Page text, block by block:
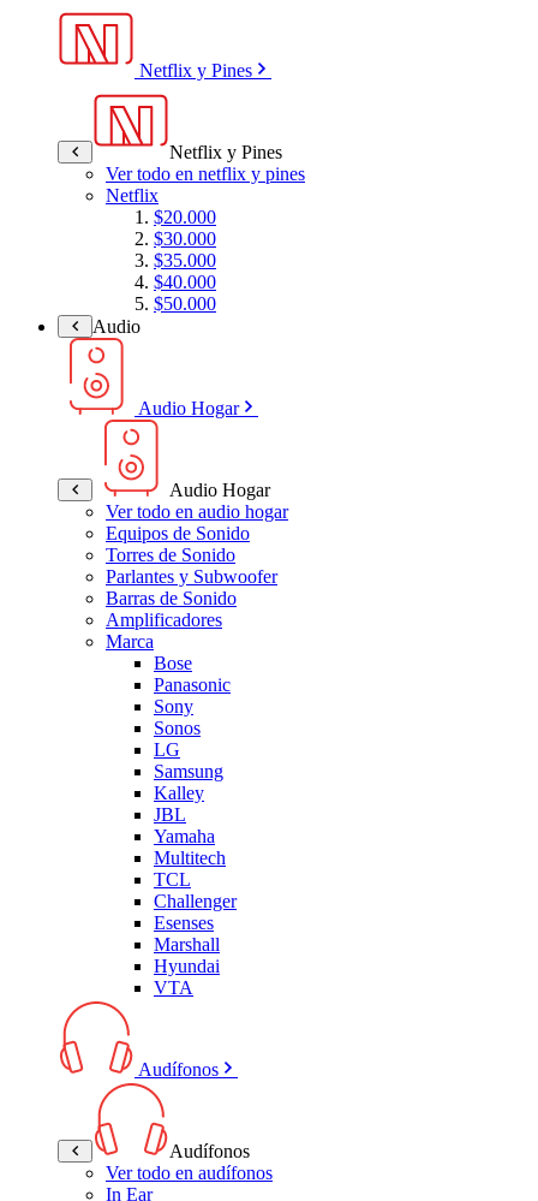
Netflix y Pines
Netflix y Pines
Ver todo en netflix y pines
Netflix
$20.000
$30.000
$35.000
$40.000
$50.000
Audio
Audio Hogar
Audio Hogar
Ver todo en audio hogar
Equipos de Sonido
Torres de Sonido
Parlantes y Subwoofer
Barras de Sonido
Amplificadores
Marca
Bose
Panasonic
Sony
Sonos
LG
Samsung
Kalley
JBL
Yamaha
Multitech
TCL
Challenger
Esenses
Marshall
Hyundai
VTA
Audífonos
Audífonos
Ver todo en audífonos
In Ear